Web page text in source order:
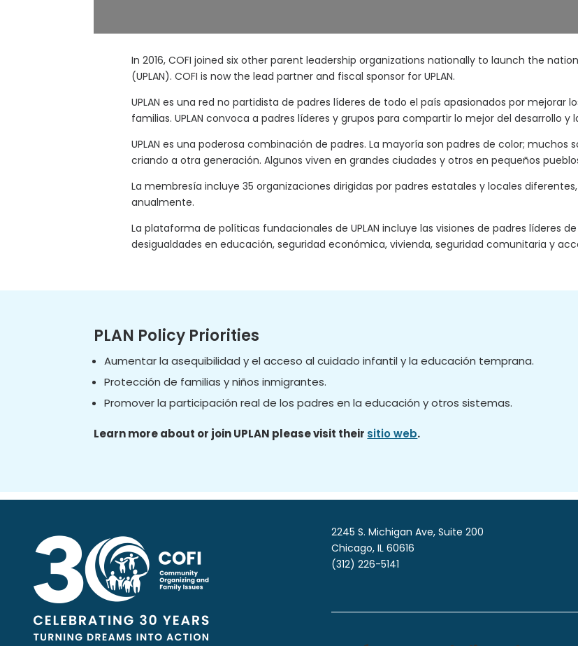
In 2016, COFI joined six other parent leadership organizations nationally to launch the
(UPLAN). COFI is now the lead partner and fiscal sponsor for UPLAN.
UPLAN es una red no partidista de padres líderes de todo el país apasionados por mejorar
familias. UPLAN convoca a padres líderes y grupos para compartir lo mejor del desarrollo y
UPLAN es una poderosa combinación de padres. La mayoría son padres de color; muchos
criando a otra generación. Algunos viven en grandes ciudades y otros en pequeños
La membresía incluye 35 organizaciones dirigidas por padres estatales y locales
anualmente.
La plataforma de políticas fundacionales de UPLAN incluye las visiones de padres líderes
desigualdades en educación, seguridad económica, vivienda, seguridad comunitaria y
PLAN Policy Priorities
Aumentar la asequibilidad y el acceso al cuidado infantil y la educación temprana.
Protección de familias y niños inmigrantes.
Promover la participación real de los padres en la educación y otros sistemas.
Learn more about or join UPLAN please visit their sitio web.
2245 S. Michigan Ave, Suite 200
Chicago, IL 60616
(312) 226-5141